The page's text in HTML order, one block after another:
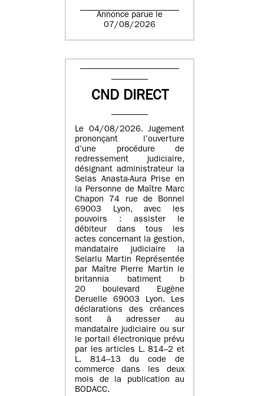
Annonce parue le
07/08/2026
CND DIRECT
Le 04/08/2026. Jugement
prononçant l’ouverture
d’une procédure de
redressement judiciaire,
désignant administrateur la
Selas Anasta-Aura Prise en
la Personne de Maître Marc
Chapon 74 rue de Bonnel
69003 Lyon, avec les
pouvoirs : assister le
débiteur dans tous les
actes concernant la gestion,
mandataire judiciaire la
Selarlu Martin Représentée
par Maître Pierre Martin le
britannia batiment b
20 boulevard Eugène
Deruelle 69003 Lyon. Les
déclarations des créances
sont à adresser au
mandataire judiciaire ou sur
le portail électronique prévu
par les articles L. 814–2 et
L. 814–13 du code de
commerce dans les deux
mois de la publication au
BODACC.